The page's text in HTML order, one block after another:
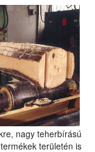
nagy teherbírású
területén is